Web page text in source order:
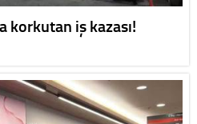
korkutan iş kazası!